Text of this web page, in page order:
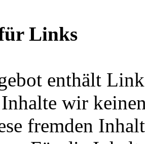
Links
enthält
wir
fremden